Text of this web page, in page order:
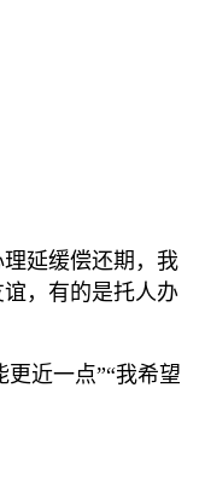
延缓偿还期，我
，有的是托人办
近一点”“我希望